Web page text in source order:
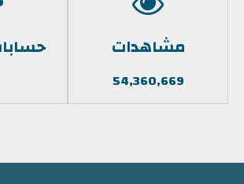
مشاهدات
54,360,669